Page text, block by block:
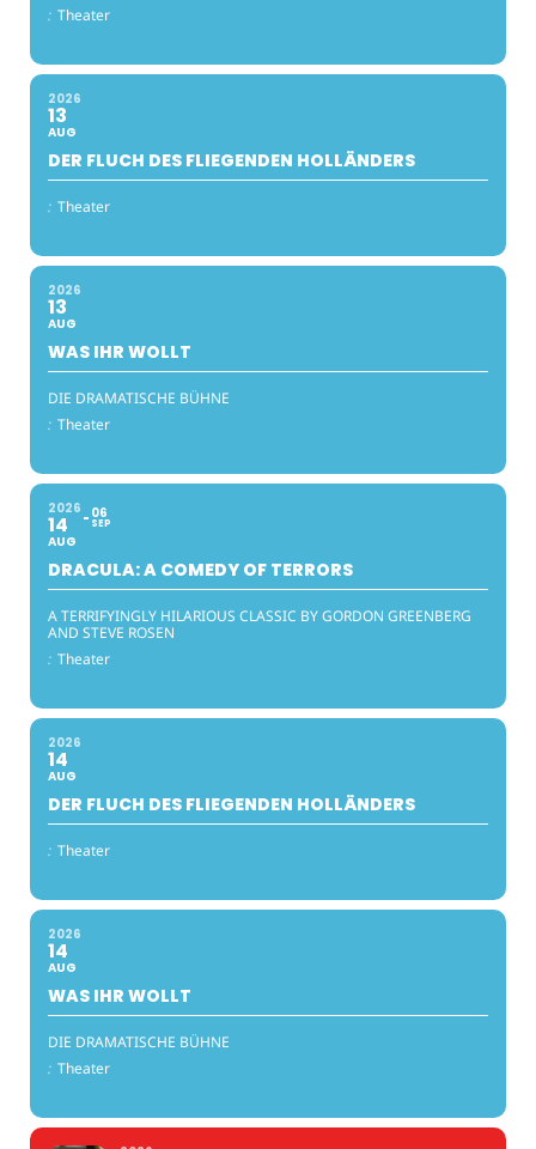
: Theater
2026
13
AUG
DER FLUCH DES FLIEGENDEN HOLLÄNDERS
: Theater
2026
13
AUG
WAS IHR WOLLT
DIE DRAMATISCHE BÜHNE
: Theater
2026
14
AUG
06
SEP
DRACULA: A COMEDY OF TERRORS
A TERRIFYINGLY HILARIOUS CLASSIC BY GORDON GREENBERG
AND STEVE ROSEN
: Theater
2026
14
AUG
DER FLUCH DES FLIEGENDEN HOLLÄNDERS
: Theater
2026
14
AUG
WAS IHR WOLLT
DIE DRAMATISCHE BÜHNE
: Theater